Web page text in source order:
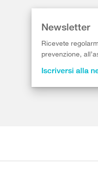
Newsletter
Ricevete
prevenzione,
Iscriversi alla